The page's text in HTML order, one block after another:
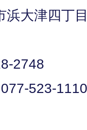
浜大津四丁
2748
523-1110